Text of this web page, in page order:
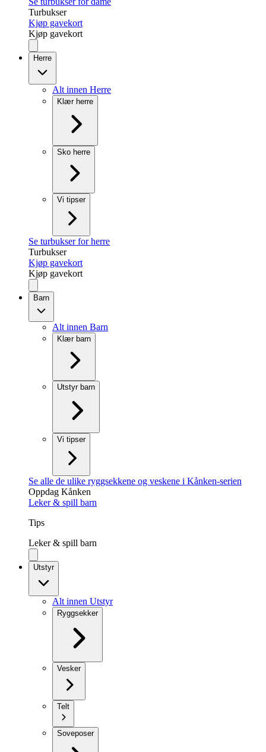
Turbukser
Kjøp gavekort
Kjøp gavekort
Herre
Alt innen Herre
Klær herre
Sko herre
Vi tipser
Se turbukser for herre
Turbukser
Kjøp gavekort
Kjøp gavekort
Barn
Alt innen Barn
Klær barn
Utstyr barn
Vi tipser
Se alle de ulike ryggsekkene og veskene i Kånken-serien
Oppdag Kånken
Leker & spill barn
Tips
Leker & spill barn
Utstyr
Alt innen Utstyr
Ryggsekker
Vesker
Telt
Soveposer